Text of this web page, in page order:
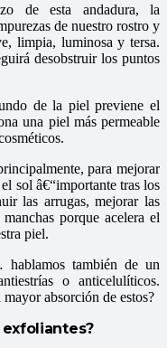
de esta andadura, la
de nuestro rostro y
limpia, luminosa y tersa.
desobstruir los puntos
de la piel previene el
una piel más permeable
para mejorar
sol â€“importante tras los
las arrugas, mejorar las
porque acelera el
piel.
también de un
o anticelulíticos.
absorción de estos?